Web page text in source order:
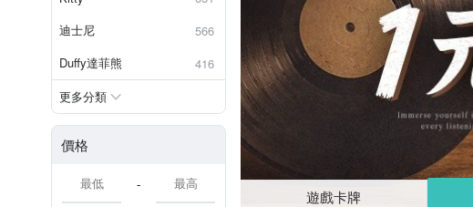
迪士尼
566
Duffy達菲熊
416
更多分類
價格
-
遊戲卡牌